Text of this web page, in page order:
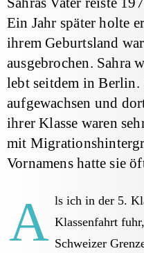
Ein Jahr später holte
ihrem Geburtsland
ausgebrochen. Sahra
lebt seitdem in
aufgewachsen und
ihrer Klasse waren
mit
Vornamens hatte sie
A ls ich in der 5.
Klassenfahrt
Schweizer